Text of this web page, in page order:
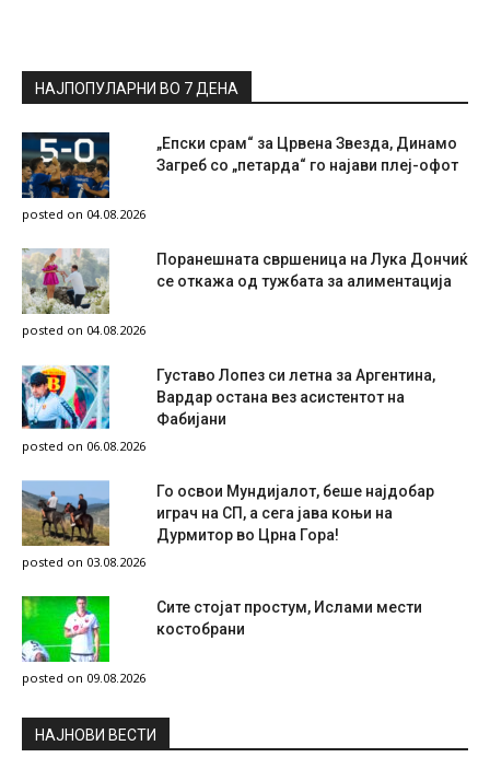
НАЈПОПУЛАРНИ ВО 7 ДЕНА
„Епски срам“ за Црвена Звезда, Динамо
Загреб со „петарда“ го најави плеј-офот
posted on 04.08.2026
Поранешната свршеница на Лука Дончиќ
се откажа од тужбата за алиментација
posted on 04.08.2026
Густаво Лопез си летна за Аргентина,
Вардар остана вез асистентот на
Фабијани
posted on 06.08.2026
Го освои Мундијалот, беше најдобар
играч на СП, а сега јава коњи на
Дурмитор во Црна Гора!
posted on 03.08.2026
Сите стојат простум, Ислами мести
костобрани
posted on 09.08.2026
НAЈНОВИ ВЕСТИ